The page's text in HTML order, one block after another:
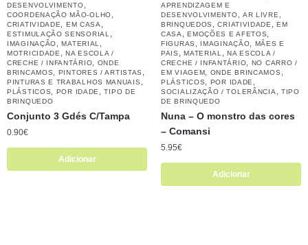
DESENVOLVIMENTO
COORDENAÇÃO MÃO-OLHO
CRIATIVIDADE EM CASA
ESTIMULAÇÃO SENSORIAL
IMAGINAÇÃO ,MATERIAL
MOTRICIDADE ,NA ESCOLA /
CRECHE / INFANTÁRIO
ONDE
BRINCAMOS
PINTORES / ARTISTAS
PINTURAS E TRABALHOS MANUAIS
PLÁSTICOS POR IDADE ,TIPO DE
BRINQUEDO
Conjunto 3 Gdés C/Tampa
0.90€
Adicionar
APRENDIZAGEM E
DESENVOLVIMENTO
AR LIVRE
BRINQUEDOS ,CRIATIVIDADE ,EM
CASA
,EMOÇÕES E AFETOS
FIGURAS IMAGINAÇÃO
MÃES E
PAIS
,MATERIAL ,NA ESCOLA /
CRECHE / INFANTÁRIO
NO CARRO /
EM VIAGEM
ONDE BRINCAMOS
PLÁSTICOS POR IDADE
SOCIALIZAÇÃO / TOLERÂNCIA
TIPO
DE BRINQUEDO
Nuna – O monstro das cores
– Comansi
5.95€
Adicionar